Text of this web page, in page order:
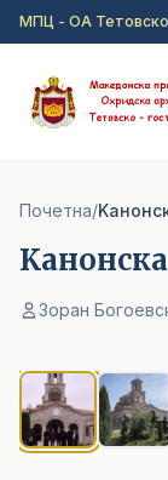
Прејди на
МПЦ - ОА Тетовско
Почетна/
Зоран